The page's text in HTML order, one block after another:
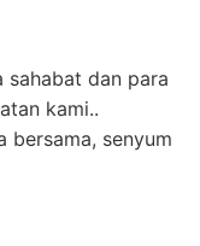
sahabat dan para
kami..
bersama, senyum